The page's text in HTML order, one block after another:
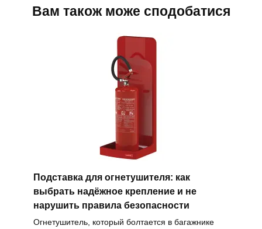
Вам також може сподобатися
Подставка для огнетушителя: как
выбрать надёжное крепление и не
нарушить правила безопасности
Огнетушитель, который болтается в багажнике